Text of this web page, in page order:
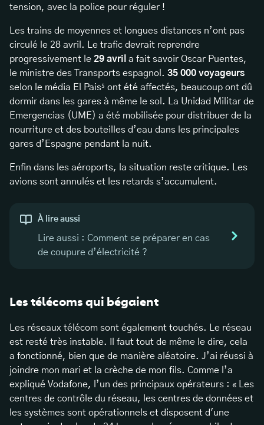
tension, avec la police pour réguler !
Les trains de moyennes et longues distances n’ont pas
circulé le 28 avril. Le trafic devrait reprendre
progressivement le 29 avril a fait savoir Oscar Puentes,
le ministre des Transports espagnol. 35 000 voyageurs
selon le média El Pais⁵ ont été affectés, beaucoup ont dû
dormir dans les gares à même le sol. La Unidad Militar de
Emergencias (UME) a été mobilisée pour distribuer de la
nourriture et des bouteilles d’eau dans les principales
gares d’Espagne pendant la nuit.
Enfin dans les aéroports, la situation reste critique. Les
avions sont annulés et les retards s’accumulent.
À lire aussi
Lire aussi : Comment se préparer en cas
de coupure d’électricité ?
Les télécoms qui bégaient
Les réseaux télécom sont également touchés. Le réseau
est resté très instable. Il faut tout de même le dire, cela
a fonctionné, bien que de manière aléatoire. J’ai réussi à
joindre mon mari et la crèche de mon fils. Comme l’a
expliqué Vodafone, l’un des principaux opérateurs : « Les
centres de contrôle du réseau, les centres de données et
les systèmes sont opérationnels et disposent d'une